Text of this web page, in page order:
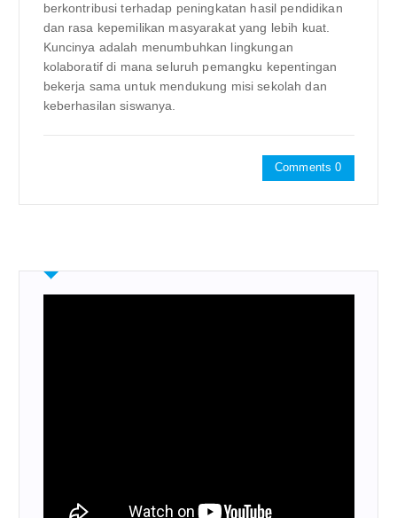
berkontribusi terhadap peningkatan hasil pendidikan
dan rasa kepemilikan masyarakat yang lebih kuat.
Kuncinya adalah menumbuhkan lingkungan
kolaboratif di mana seluruh pemangku kepentingan
bekerja sama untuk mendukung misi sekolah dan
keberhasilan siswanya.
Comments 0